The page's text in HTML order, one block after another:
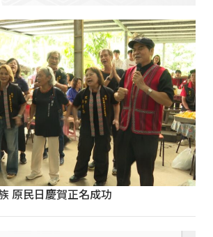
原民日慶賀正名成功